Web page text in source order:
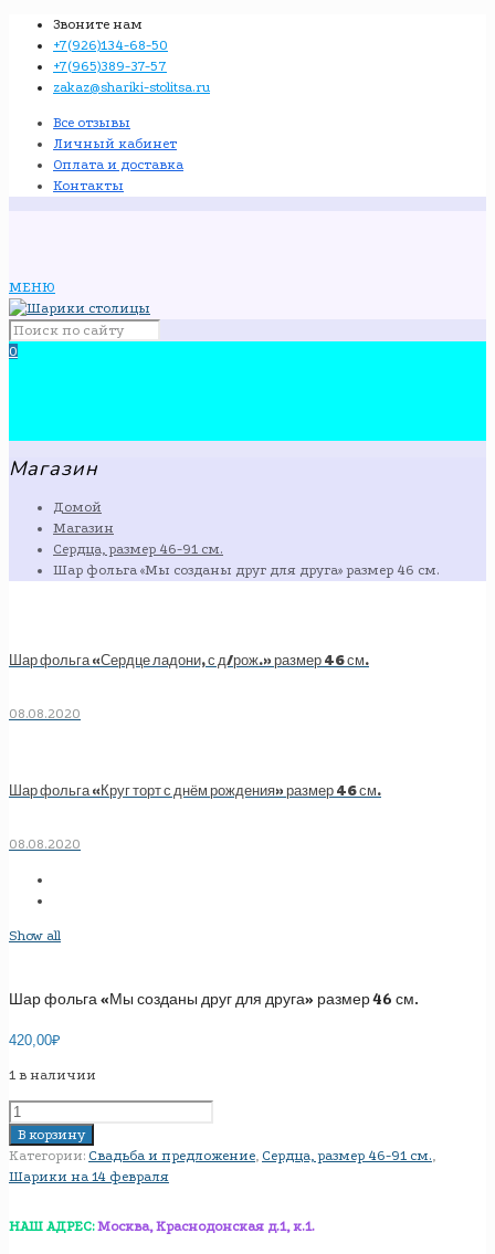
Звоните нам
+7(926)134-68-50
+7(965)389-37-57
zakaz@shariki-stolitsa.ru
Все отзывы
Личный кабинет
Оплата и доставка
Контакты
МЕНЮ
0
Магазин
Домой
Магазин
Сердца, размер 46-91 см.
Шар фольга «Мы созданы друг для друга» размер 46 см.
Шар фольга «Сердце ладони, с д/рож.» размер 46 см.
08.08.2020
Шар фольга «Круг торт с днём рождения» размер 46 см.
08.08.2020
Show all
Шар фольга «Мы созданы друг для друга» размер 46 см.
420,00₽
1 в наличии
Количество
товара
Шар
фольга
друг
В корзину
Категории: Свадьба и предложение, Сердца, размер 46-91 см.,
Шарики на 14 февраля
НАШ АДРЕС: Москва, Краснодонская д.1, к.1.